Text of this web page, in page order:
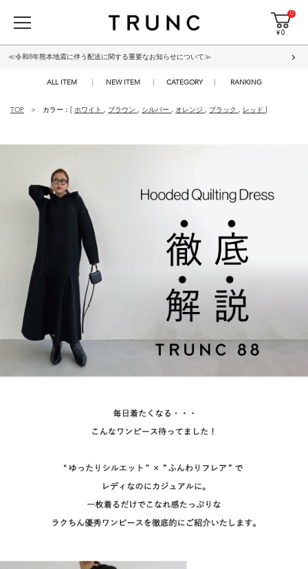
0
¥ 0
≪令和8年熊本地震に伴う配送に関する重要なお知らせについて≫
ALL ITEM NEW ITEM CATEGORY RANKING
TOP カラー：[ ホワイト , ブラウン , シルバー , オレンジ , ブラック , レッド